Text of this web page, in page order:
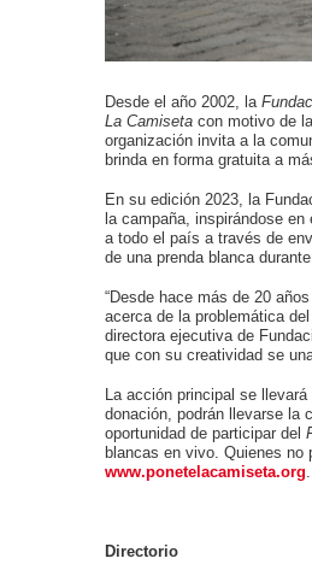
Desde el año 2002, la
La Camiseta con motivo de
organización invita a la
brinda en forma gratuita a
En su edición 2023, la
la campaña, inspirándose en
a todo el país a través de
de una prenda blanca
“Desde hace más de 20
acerca de la problemática
directora ejecutiva de
que con su creatividad se
La acción principal se
donación, podrán llevarse la
oportunidad de participar del
blancas en vivo. Quienes no
www.ponetelacamiseta.org
Directorio